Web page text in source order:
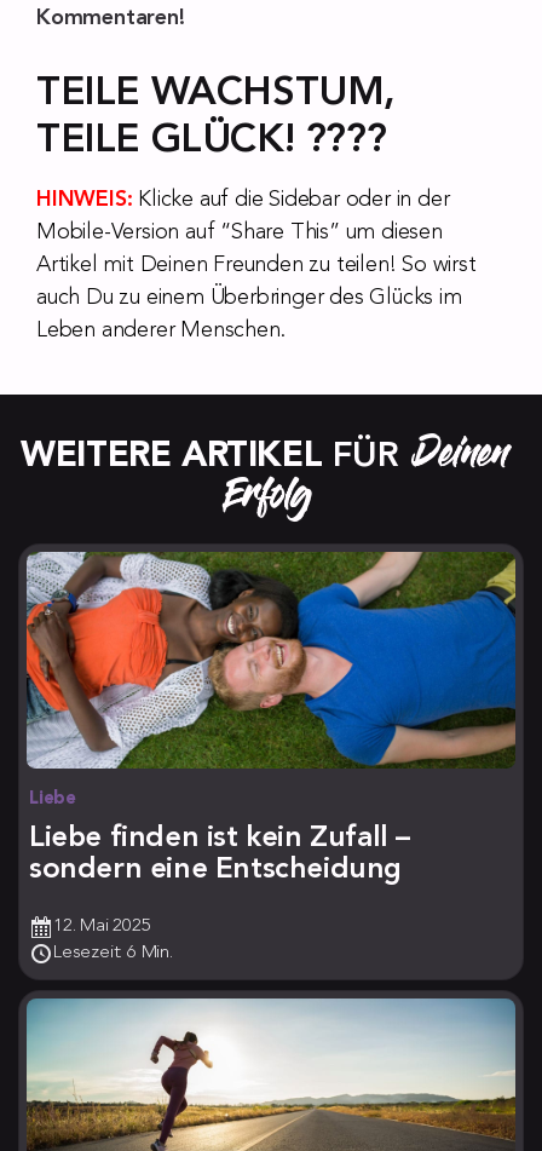
Kommentaren!
TEILE WACHSTUM,
TEILE GLÜCK! ????
HINWEIS: Klicke auf die Sidebar oder in der
Mobile-Version auf “Share This” um diesen
Artikel mit Deinen Freunden zu teilen! So wirst
auch Du zu einem Überbringer des Glücks im
Leben anderer Menschen.
WEITERE ARTIKEL FÜR Deinen
Erfolg
Liebe
Liebe finden ist kein Zufall –
sondern eine Entscheidung
12. Mai 2025
Lesezeit: 6 Min.